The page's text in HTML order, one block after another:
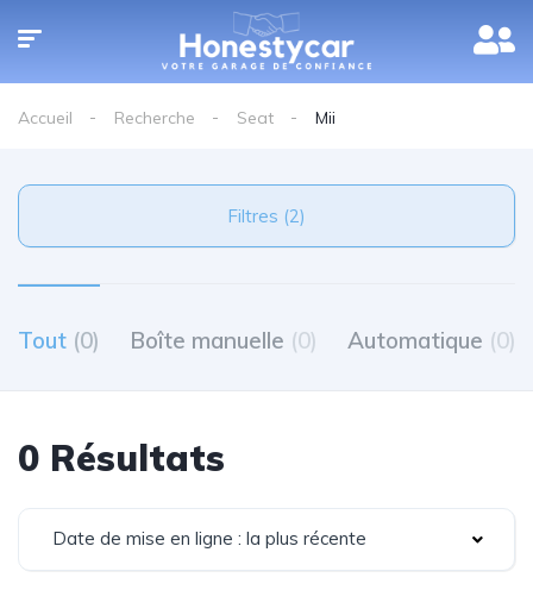
Accueil Recherche Seat Mii
Filtres (2)
Tout (0) Boîte manuelle (0) Automatique (0)
0 Résultats
Date de mise en ligne : la plus récente